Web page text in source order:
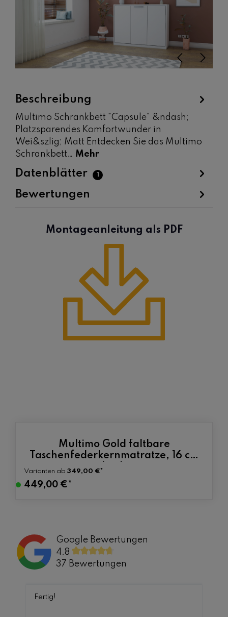
Beschreibung
Multimo Schrankbett "Capsule" &ndash;
Platzsparendes Komfortwunder in
Wei&szlig; Matt Entdecken Sie das Multimo
Schrankbett… Mehr
Datenblätter 1
Bewertungen
Montageanleitung als PDF
Multimo Gold faltbare
Taschenfederkernmatratze, 16 cm
hoch
Varianten ab 349,00 €*
V
a
n
d
f
449,00 €*
Google Bewertungen
4.8
37 Bewertungen
Fertig!